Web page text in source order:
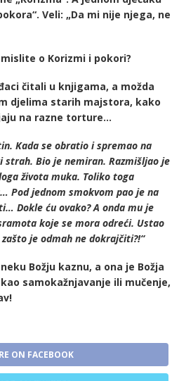
Veli: „Da mi nije njega, ne
o Korizmi i pokori?
čitali u knjigama, a možda
djelima starih majstora, kako
na razne torture…
Kada se obratio i spremao na
Bio je nemiran. Razmišljao je
života muka. Toliko toga
Pod jednom smokvom pao je na
Dokle ću ovako? A onda mu je
koje se mora odreći. Ustao
je odmah ne dokrajčiti?!“
Božju kaznu, a ona je Božja
samokažnjavanje ili mučenje,
ON FACEBOOK